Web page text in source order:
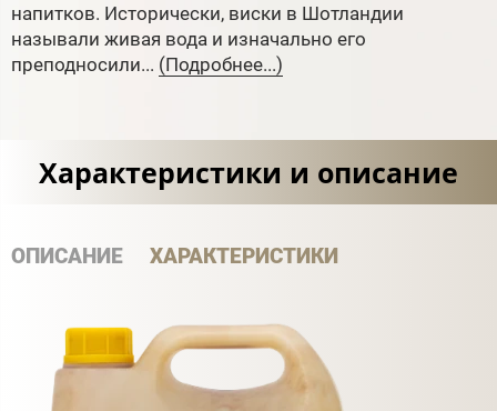
напитков. Исторически, виски в Шотландии
называли живая вода и изначально его
преподносили... (Подробнее...)
Характеристики и описание
ОПИСАНИЕ ХАРАКТЕРИСТИКИ